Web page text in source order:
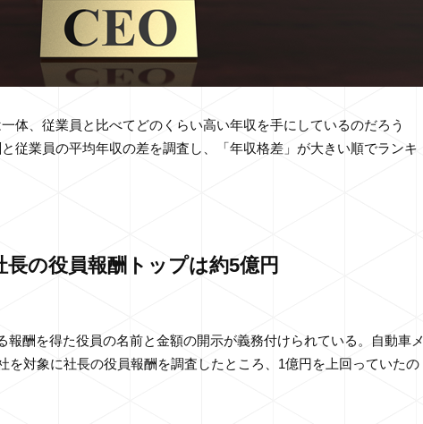
体、従業員と比べてどのくらい高い年収を手にしているのだろう
従業員の平均年収の差を調査し、「年収格差」が大きい順でランキ
の役員報酬トップは約5億円
報酬を得た役員の名前と金額の開示が義務付けられている。自動車メ
を対象に社長の役員報酬を調査したところ、1億円を上回っていたの